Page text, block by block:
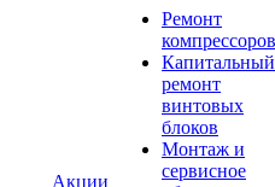
Акции
Ремонт
компрессоров
Капитальный
ремонт
винтовых
блоков
Монтаж и
сервисное